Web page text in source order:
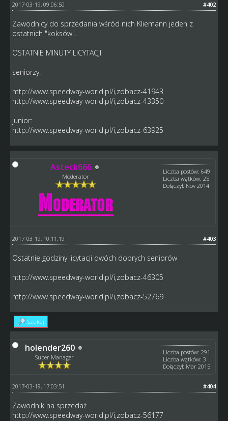
#402
2017-03-19, 09:06:50
Zawodnicy do sprzedania wśród nich Kliemann jeden z
ostatnich "koksów".
OSTATNIE MINUTY LICYTACJI
seniorzy:
http://www.speedway-world.pl/i,zobacz-41943
http://www.speedway-world.pl/i,zobacz-43350
junior:
http://www.speedway-world.pl/i,zobacz-63925
Asteck666
Moderator
Liczba postów: 649
Liczba wątków: 25
Dołączył: Nov 2014
#403
2017-03-19, 10:11:19
Ostatnie godziny licytacji dwóch dobrych seniorów
http://www.speedway-world.pl/i,zobacz-46305
http://www.speedway-world.pl/i,zobacz-52769
Szukaj
holender260
Super Manager
Liczba postów: 291
Liczba wątków: 3
Dołączył: Mar 2015
#404
2017-03-19, 17:03:51
Zawodnik na sprzedaż
http://www.speedway-world.pl/i,zobacz-56177